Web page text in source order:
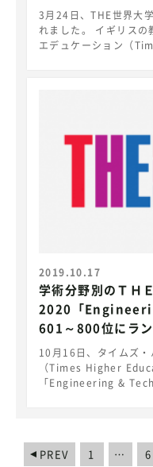
3月24日、THE世界大
れました。 イギリスの教育専門誌タイムズ・ハイヤー・
エデュケーション（
躍を実績として教育改
できる理工系学生の育成に邁進
ンキング日本版
https://
担当部局：経営企画課
2019.10.17
学術分野別のＴＨ
2020「
601～800位にラン
10月16日、タイムズ
（Times Higher
「Engineering &
大学（301～400位）
位）、秋田大学（801
PREV 1 … 6